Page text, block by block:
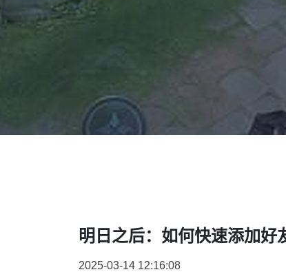
明日之后：如何快速添加好
2025-03-14 12:16:08